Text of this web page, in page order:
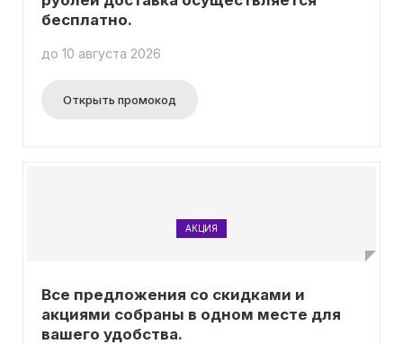
бесплатно.
до 10 августа 2026
Открыть промокод
АКЦИЯ
Все предложения со скидками и
акциями собраны в одном месте для
вашего удобства.